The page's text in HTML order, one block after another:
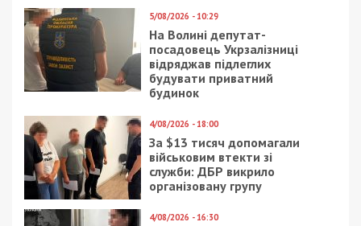
5/08/2026 - 10:29
На Волині депутат-
посадовець Укрзалізниці
відряджав підлеглих
будувати приватний
будинок
4/08/2026 - 18:00
За $13 тисяч допомагали
військовим втекти зі
служби: ДБР викрило
організовану групу
4/08/2026 - 16:30